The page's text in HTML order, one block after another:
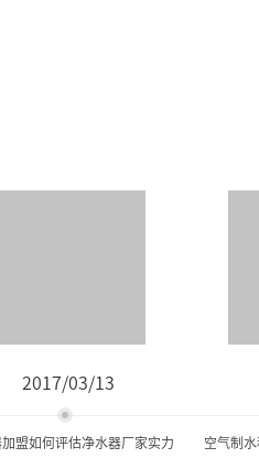
2017/03/13
盟如何评估净水器厂家实力
空气制